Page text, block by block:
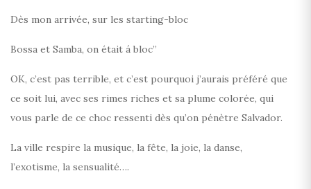
Dès mon arrivée, sur les starting-bloc
Bossa et Samba, on était á bloc”
OK, c’est pas terrible, et c’est pourquoi j’aurais préféré que
ce soit lui, avec ses rimes riches et sa plume colorée, qui
vous parle de ce choc ressenti dès qu’on pénètre Salvador.
La ville respire la musique, la fête, la joie, la danse,
l’exotisme, la sensualité….